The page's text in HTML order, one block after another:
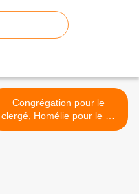
Congrégation pour le
clergé, Homélie pour le 5e
dimanche du Temps